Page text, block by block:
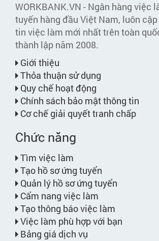
WORKBANK.VN - Ngân hàng việc
tuyến hàng đầu Việt Nam, luôn
tin việc làm mới nhất trên toàn
thành lập năm 2008.
Giới thiệu
Thỏa thuận sử dụng
Quy chế hoạt động
Chính sách bảo mật thông tin
Cơ chế giải quyết tranh chấp
Chức năng
Tìm việc làm
Tạo hồ sơ ứng tuyển
Quản lý hồ sơ ứng tuyển
Cẩm nang việc làm
Tạo thông báo việc làm
Việc làm phù hợp với bạn
Bảng giá dịch vụ